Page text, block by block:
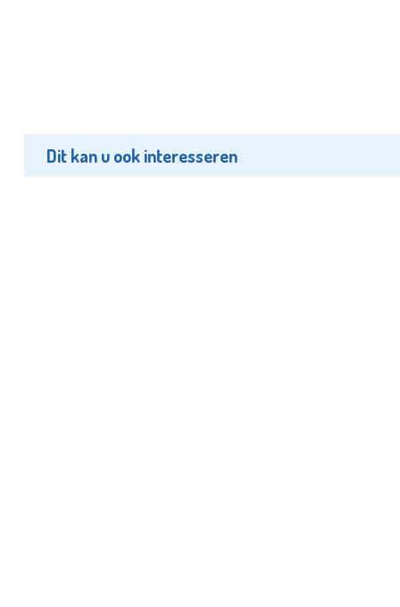
Dit kan u ook interesseren